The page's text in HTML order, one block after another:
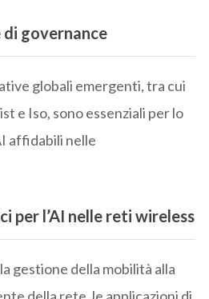
governance
globali emergenti, tra cui
e Iso, sono essenziali per lo
affidabili nelle
per l’AI nelle reti wireless
gestione della mobilità alla